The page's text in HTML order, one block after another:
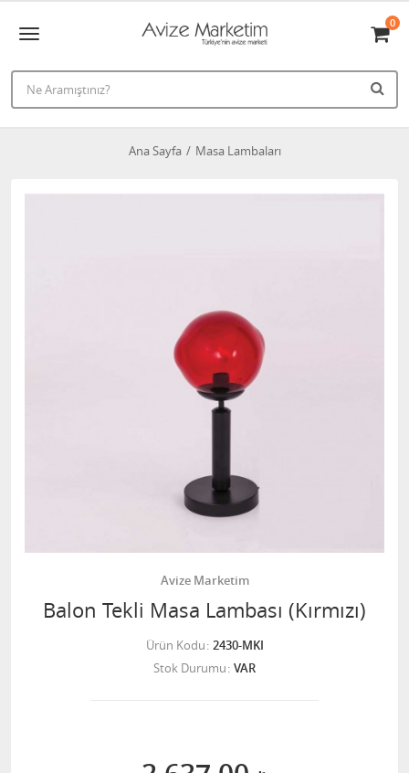
0
Ana Sayfa Masa Lambaları
Avize Marketim
Balon Tekli Masa Lambası (Kırmızı)
Ürün Kodu 2430-MKI
Stok Durumu VAR